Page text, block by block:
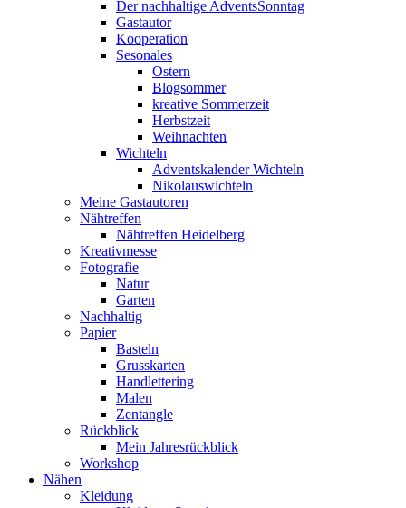
Der nachhaltige AdventsSonntag
Gastautor
Kooperation
Sesonales
Ostern
Blogsommer
kreative Sommerzeit
Herbstzeit
Weihnachten
Wichteln
Adventskalender Wichteln
Nikolauswichteln
Meine Gastautoren
Nähtreffen
Nähtreffen Heidelberg
Kreativmesse
Fotografie
Natur
Garten
Nachhaltig
Papier
Basteln
Grusskarten
Handlettering
Malen
Zentangle
Rückblick
Mein Jahresrückblick
Workshop
Nähen
Kleidung